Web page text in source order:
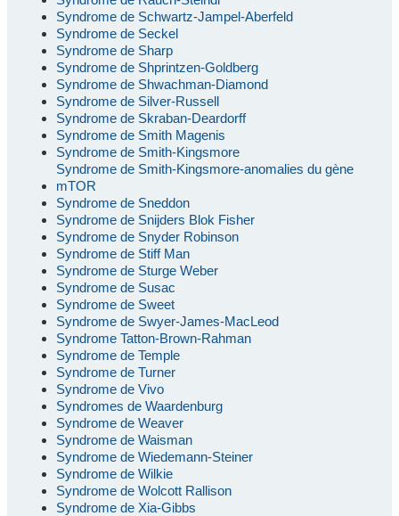
Syndrome de Schwartz-Jampel-Aberfeld
Syndrome de Seckel
Syndrome de Sharp
Syndrome de Shprintzen-Goldberg
Syndrome de Shwachman-Diamond
Syndrome de Silver-Russell
Syndrome de Skraban-Deardorff
Syndrome de Smith Magenis
Syndrome de Smith-Kingsmore
Syndrome de Smith-Kingsmore-anomalies du gène
mTOR
Syndrome de Sneddon
Syndrome de Snijders Blok Fisher
Syndrome de Snyder Robinson
Syndrome de Stiff Man
Syndrome de Sturge Weber
Syndrome de Susac
Syndrome de Sweet
Syndrome de Swyer-James-MacLeod
Syndrome Tatton-Brown-Rahman
Syndrome de Temple
Syndrome de Turner
Syndrome de Vivo
Syndromes de Waardenburg
Syndrome de Weaver
Syndrome de Waisman
Syndrome de Wiedemann-Steiner
Syndrome de Wilkie
Syndrome de Wolcott Rallison
Syndrome de Xia-Gibbs